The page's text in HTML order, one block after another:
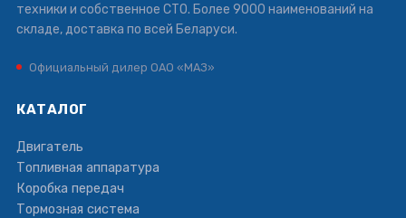
техники и собственное СТО. Более 9000 наименований на
складе, доставка по всей Беларуси.
Официальный дилер ОАО «МАЗ»
КАТАЛОГ
Двигатель
Топливная аппаратура
Коробка передач
Тормозная система